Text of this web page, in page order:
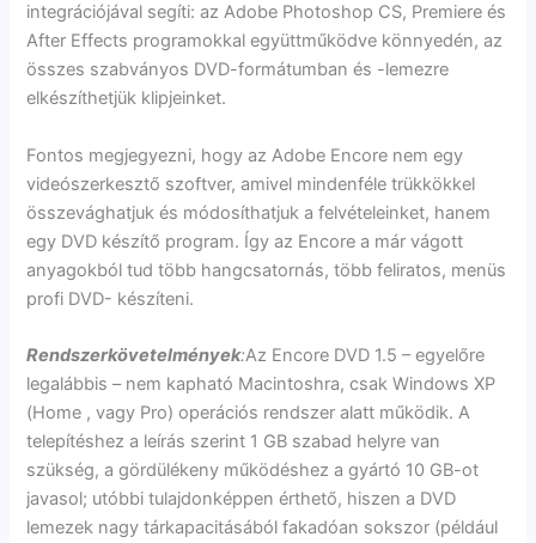
integrációjával segíti: az Adobe Photoshop CS, Premiere és
After Effects programokkal együttműködve könnyedén, az
összes szabványos DVD-formátumban és -lemezre
elkészíthetjük klipjeinket.
Fontos megjegyezni, hogy az Adobe Encore nem egy
videószerkesztő szoftver, amivel mindenféle trükkökkel
összevághatjuk és módosíthatjuk a felvételeinket, hanem
egy DVD készítő program. Így az Encore a már vágott
anyagokból tud több hangcsatornás, több feliratos, menüs
profi DVD- készíteni.
Rendszerkövetelmények:Az Encore DVD 1.5 – egyelőre
legalábbis – nem kapható Macintoshra, csak Windows XP
(Home , vagy Pro) operációs rendszer alatt működik. A
telepítéshez a leírás szerint 1 GB szabad helyre van
szükség, a gördülékeny működéshez a gyártó 10 GB-ot
javasol; utóbbi tulajdonképpen érthető, hiszen a DVD
lemezek nagy tárkapacitásából fakadóan sokszor (például